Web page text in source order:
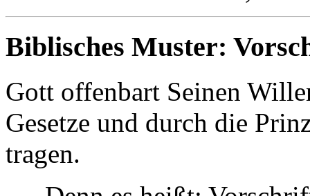
Biblisches Muster:
Gott offenbart Seinen
Gesetze und durch die
tragen.